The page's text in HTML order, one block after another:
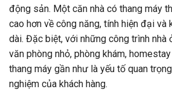
động sản. Một căn nhà có thang máy
cao hơn về công năng, tính hiện đại và
dài. Đặc biệt, với những công trình nhà
văn phòng nhỏ, phòng khám,
thang máy gần như là yếu tố quan
nghiệm của khách hàng.